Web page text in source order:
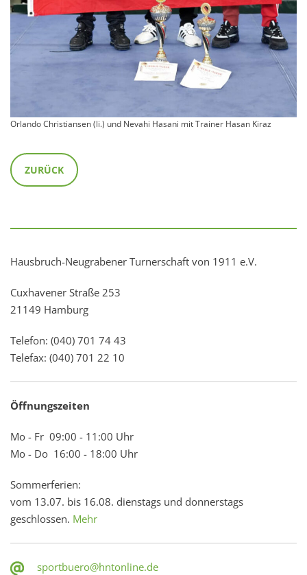
Orlando Christiansen (li.) und Nevahi Hasani mit Trainer Hasan Kiraz
ZURÜCK
Hausbruch-Neugrabener Turnerschaft von 1911 e.V.
Cuxhavener Straße 253
21149 Hamburg
Telefon: (040) 701 74 43
Telefax: (040) 701 22 10
Öffnungszeiten
Mo - Fr 09:00 - 11:00 Uhr
Mo - Do 16:00 - 18:00 Uhr
Sommerferien:
vom 13.07. bis 16.08. dienstags und donnerstags
geschlossen. Mehr
sportbuero@hntonline.de